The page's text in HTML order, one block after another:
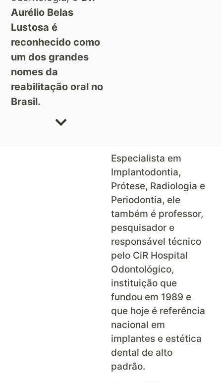
Aurélio Belas
Lustosa é
reconhecido como
um dos grandes
nomes da
reabilitação oral no
Brasil.
Especialista em
Implantodontia,
Prótese, Radiologia e
Periodontia, ele
também é professor,
pesquisador e
responsável técnico
pelo CiR Hospital
Odontológico,
instituição que
fundou em 1989 e
que hoje é referência
nacional em
implantes e estética
dental de alto
padrão.